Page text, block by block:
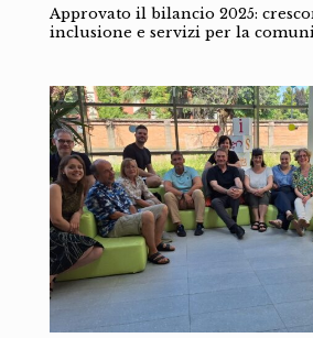
Approvato il bilancio 2025:
inclusione e servizi per la